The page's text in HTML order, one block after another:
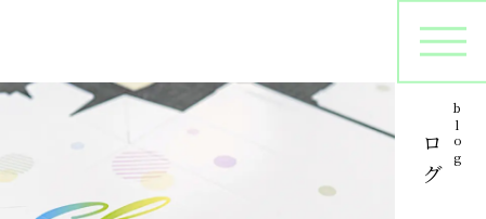
ブログblog